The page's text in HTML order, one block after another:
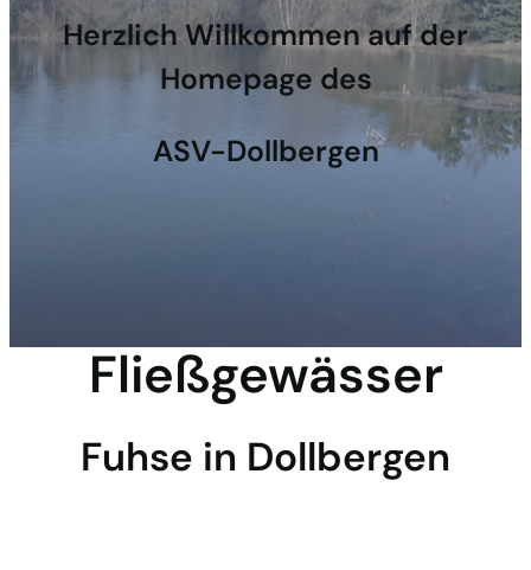
Herzlich Willkommen auf der
Homepage des
ASV-Dollbergen
Fließgewässer
Fuhse in Dollbergen